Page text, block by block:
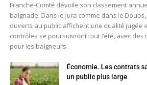
Franche-Comté dévoile son classement
baignade. Dans le Jura comme dans le
ouverts au public affichent une qualité jugée
contrôles se poursuivront tout l’été, avec
pour les baigneurs.
Économie. Les contrats
un public plus large